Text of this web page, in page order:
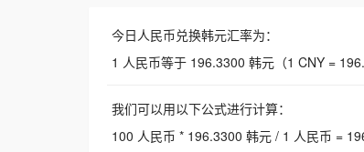
今日人民币兑换韩元汇率为：
1 人民币等于 196.3300 韩元（1 CNY =
我们可以用以下公式进行计算：
100 人民币 * 196.3300 韩元 / 1 人民币 =